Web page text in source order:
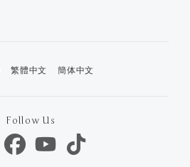
繁體中文 簡体中文
Follow Us